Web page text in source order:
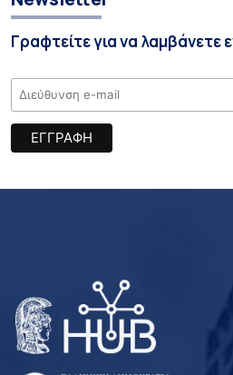
Γραφτείτε για να λαμβάνετε